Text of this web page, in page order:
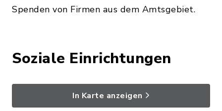
Spenden von Firmen aus dem Amtsgebiet.
Soziale Einrichtungen
In Karte anzeigen